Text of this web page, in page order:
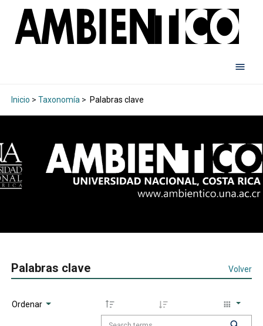
Inicio > Taxonomía > Palabras clave
Palabras clave Volver
Ordenar